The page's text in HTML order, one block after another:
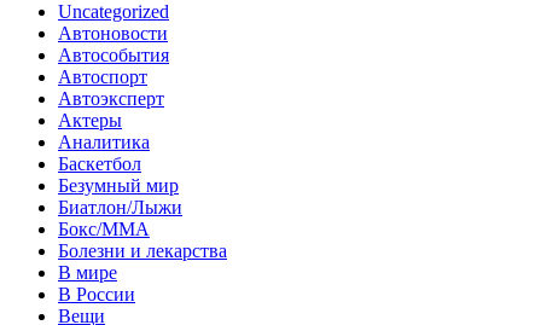
Uncategorized
Автоновости
Автособытия
Автоспорт
Автоэксперт
Актеры
Аналитика
Баскетбол
Безумный мир
Биатлон/Лыжи
Бокс/MMA
Болезни и лекарства
В мире
В России
Вещи